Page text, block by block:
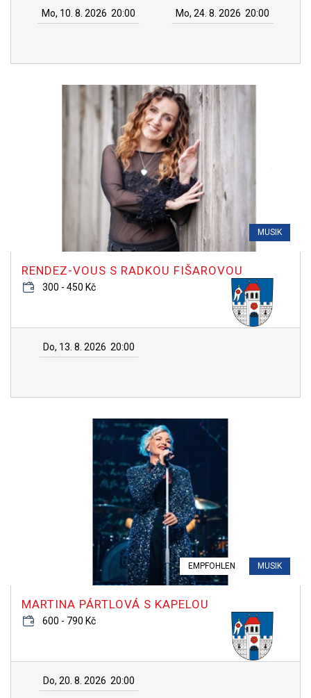
Mo, 10. 8. 2026 20:00 Mo, 24. 8. 2026 20:00
MUSIK
RENDEZ-VOUS S RADKOU FIŠAROVOU
300 - 450 Kč
Do, 13. 8. 2026 20:00
EMPFOHLEN MUSIK
MARTINA PÁRTLOVÁ S KAPELOU
600 - 790 Kč
Do, 20. 8. 2026 20:00